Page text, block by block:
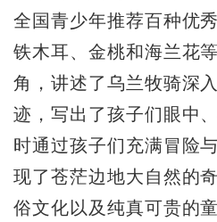
全国青少年推荐百种优
铁木耳、金桃和海兰花
角，讲述了乌兰牧骑深
迹，写出了孩子们眼中
时通过孩子们充满冒险
现了苍茫边地大自然的
俗文化以及纯真可贵的